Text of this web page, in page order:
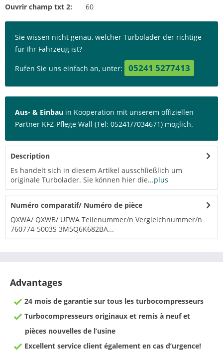
Ouvrir champ txt 2:
60
Sie wissen nicht genau, welcher Turbolader der richtige
für Ihr Fahrzeug ist?
Rufen Sie uns einfach an, unter: 05241 5277413
Aus- & Einbau in Kooperation mit unserem offiziellen
Partner KFZ-Pflege Wall (Tel: 05241/7034671) möglich.
Description
Es handelt sich in diesem Artikel ausschließlich um
originale Turbolader. Sie können hier die...plus
Numéro comparatif/ Numéro de pièce
QXWA/ QXWB/ UFWA Teilenummer/n Vergleichnummer/n
760774-5003S 3M5Q6K682BA...
Advantages
24 mois de garantie sur tous les turbocompresseurs
Turbocompresseurs originaux et remis à neuf et
pièces nouvelles de l’usine
Excellent service client également en cas d’urgence!